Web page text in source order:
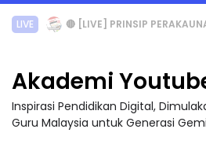
TRANSFORMASI DIGITAL GURU SIRI 7 : PAHLAWAN DIGITAL
Akademi
Inspirasi Pendidikan Digital,
Guru Malaysia untuk Generasi